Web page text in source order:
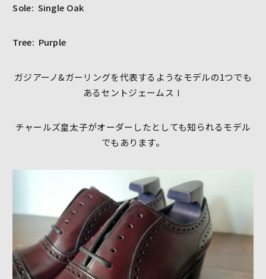
Sole: Single Oak
Tree: Purple
ガジアーノ&ガーリングを代表するようなモデルの1つでも
あるセントジェームスⅠ
チャールズ皇太子がオーダーしたとしても知られるモデル
でもあります。